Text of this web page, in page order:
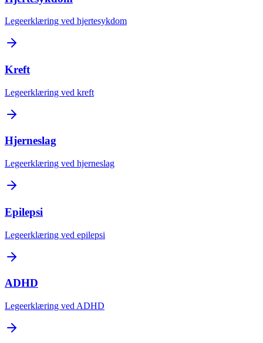
Legeerklæring ved hjertesykdom
Kreft
Legeerklæring ved kreft
Hjerneslag
Legeerklæring ved hjerneslag
Epilepsi
Legeerklæring ved epilepsi
ADHD
Legeerklæring ved ADHD